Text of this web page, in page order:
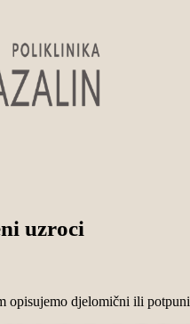
uzroci
opisujemo djelomični ili